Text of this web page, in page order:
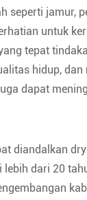
seperti jamur,
untuk
tepat
hidup, dan
dapat
diandalkan
lebih dari 20